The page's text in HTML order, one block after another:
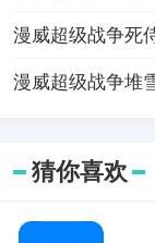
猜你喜欢